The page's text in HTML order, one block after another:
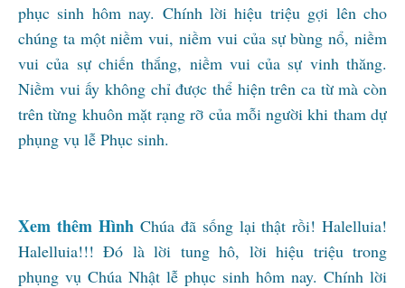
phục sinh hôm nay. Chính lời hiệu triệu gợi lên cho
chúng ta một niềm vui, niềm vui của sự bùng nổ, niềm
vui của sự chiến thắng, niềm vui của sự vinh thăng.
Niềm vui ấy không chỉ được thể hiện trên ca từ mà còn
trên từng khuôn mặt rạng rỡ của mỗi người khi tham dự
phụng vụ lễ Phục sinh.
Xem thêm HìnhChúa đã sống lại thật rồi! Halelluia!
Halelluia!!! Đó là lời tung hô, lời hiệu triệu trong
phụng vụ Chúa Nhật lễ phục sinh hôm nay. Chính lời